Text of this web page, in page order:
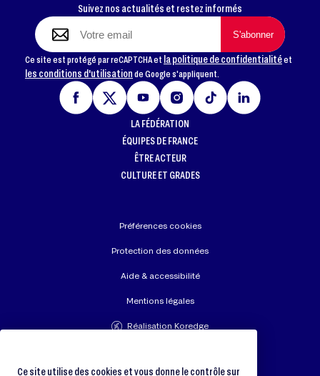
Suivez nos actualités et restez informés
Ce site est protégé par reCAPTCHA et la politique de confidentialitéet
les conditions d'utilisationde Google s'appliquent.
LA FÉDÉRATION
ÉQUIPES DE FRANCE
ÊTRE ACTEUR
CULTURE ET GRADES
Préférences cookies
Protection des données
Aide & accessibilité
Mentions légales
Réalisation Koredge
Ce site utilise des cookies et vous donne le contrôle sur